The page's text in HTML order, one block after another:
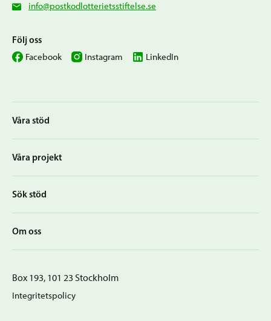
Våra stöd
Våra projekt
Sök stöd
Om oss
info@postkodlotterietsstiftelse.se
Följ oss
Facebook Instagram LinkedIn
Box 193, 101 23 Stockholm
Integritetspolicy